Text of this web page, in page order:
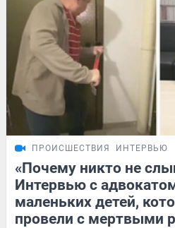
ПРОИСШЕСТВИЯ ИНТЕРВЬЮ
«Почему никто не
Интервью с
маленьких детей,
провели с мертвыми